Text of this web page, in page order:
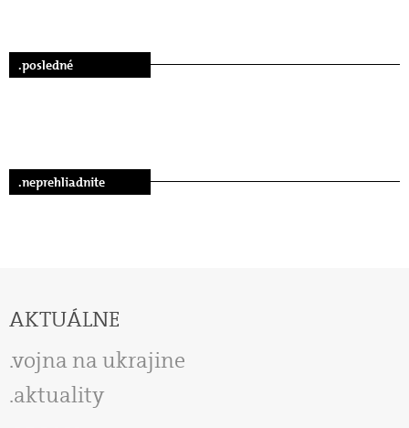
.posledné
.neprehliadnite
AKTUÁLNE
vojna na ukrajine
aktuality